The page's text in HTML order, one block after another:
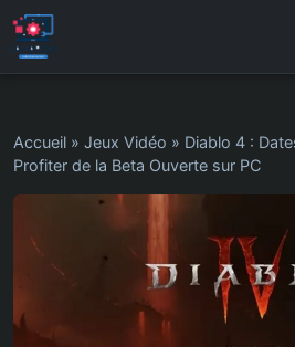
Accueil » Jeux Vidéo » Diablo 4 :
Profiter de la Beta Ouverte sur PC